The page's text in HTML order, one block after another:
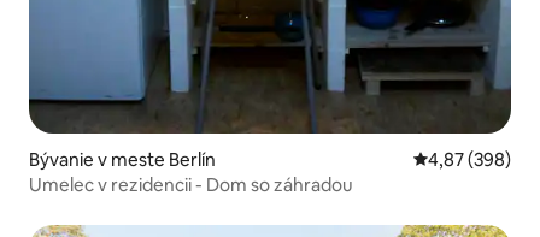
Bývanie v meste Berlín Priemerné
4,87 (398)
Umelec v rezidencii - Dom so záhradou